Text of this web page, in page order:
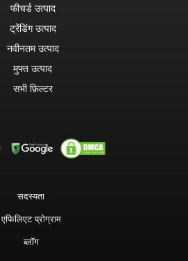
फीचर्ड उत्पाद
ट्रेंडिंग उत्पाद
नवीनतम उत्पाद
मुफ्त उत्पाद
सभी फ़िल्टर
सदस्यता
एफिलिएट प्रोग्राम
ब्लॉग